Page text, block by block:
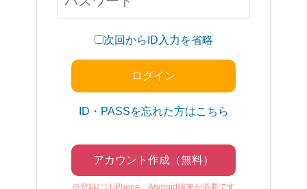
次回からID入力を省略
ID・PASSを忘れた方はこちら
アカウント作成（無料）
※登録にはiPhone、Android端末が必要です